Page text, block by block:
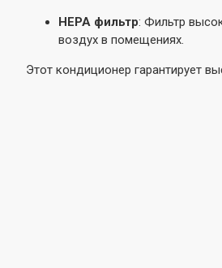
HEPA фильтр: Фильтр
воздух в помещениях.
Этот кондиционер гарантирует